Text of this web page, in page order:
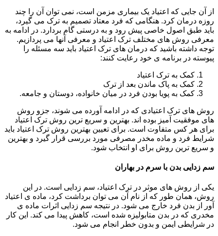
از آن جایی که اعتیاد یک بیماری مزمن است، نمی توان آن را چند
روزه درمان کرد. هنگامی که فرد معتاد تصمیم به ترک می گیرد،
باید طبق اصول خاصی پیش رود و به درستی گام بردارد. در ادامه به
معرفی روش های مختلف ترک اعتیاد و معرفی آنها می پردازیم.
توجه داشته باشید که درمان های ترک اعتیاد باید سه مسئله را
پیوسته در برنامه ی خود رعایت کنند:
کمک به ترک اعتیاد
کمک به پاک ماندن بعد از ترک
کمک به پویا بودن فرد در میان خانواده، دوستان و جامعه.
روش های ترک اعتیادی که در ادامه آورده می شوند، جزو روش
های موفقیت آمیز بوده اند. بهترین و سریع ترین روش ترک اعتیاد
برای هر کس متفاوت است. برای تعیین بهترین روش ترک اعتیاد باید
شرایط فرد و ماده مخدر مصرفی مورد بررسی قرار گیرد و بهترین
و سریع ترین روش برای او انتخاب شود.
سم زدایی بدن با سرم در بهاران
یکی از روش های موثر در ترک اعتیاد، سم زدایی است. در این
روش، همان طور که از نام آن می توان برداشت کرد، ماده ی اعتیاد
آور از بدن فرد خارج می شود. در نتیجه سم زدایی اثرات ماده ی
مخدری که در بدن متابولیزه شده است، کاهش پیدا می کند. این کار
در شرایطی ایمن و بدون خطر انجام می شود.